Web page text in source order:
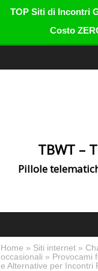
TOP Siti di Incontri
Costo
TBWT –
Pillole
Home » Siti internet »
occasionali » Provocami
e Alternative per Incontri